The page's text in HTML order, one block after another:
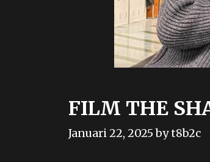
FILM THE
Januari 22, 2025 byt8b2c